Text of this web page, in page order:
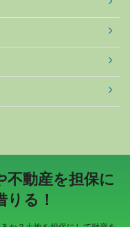
不動産を担保に
る！